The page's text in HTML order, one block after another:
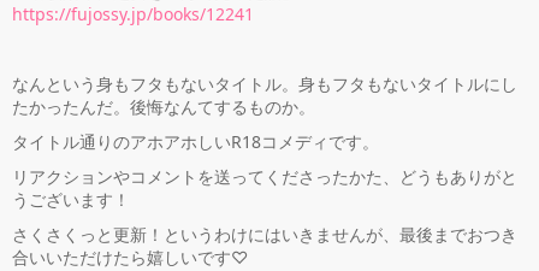
https://fujossy.jp/books/12241
なんという身もフタもないタイトル。身もフタもないタイトルにし
たかったんだ。後悔なんてするものか。
タイトル通りのアホアホしいR18コメディです。
リアクションやコメントを送ってくださったかた、どうもありがと
うございます！
さくさくっと更新！というわけにはいきませんが、最後までおつき
合いいただけたら嬉しいです♡